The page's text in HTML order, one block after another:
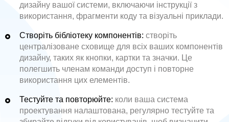
дизайну вашої системи, включаючи інструкції з
використання, фрагменти коду та візуальні приклади.
Створіть бібліотеку компонентів: створіть
централізоване сховище для всіх ваших компонентів
дизайну, таких як кнопки, картки та значки. Це
полегшить членам команди доступ і повторне
використання цих елементів.
Тестуйте та повторюйте: коли ваша система
проектування налаштована, регулярно тестуйте та